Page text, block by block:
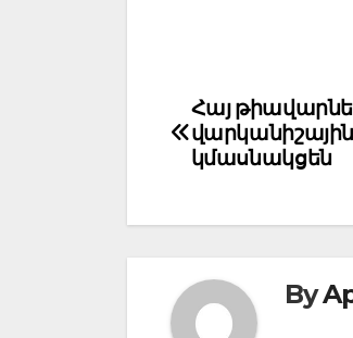
Post
navigation
Հայ
կմասնակցեն
By